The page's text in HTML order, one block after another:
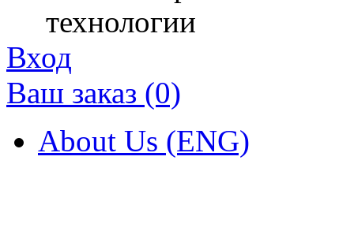
технологии
Вход
Ваш заказ (0)
About Us (ENG)